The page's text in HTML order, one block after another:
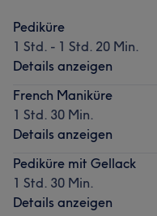
Pediküre
1 Std. - 1 Std. 20 Min.
Details anzeigen
French Maniküre
1 Std. 30 Min.
Details anzeigen
Pediküre mit Gellack
1 Std. 30 Min.
Details anzeigen